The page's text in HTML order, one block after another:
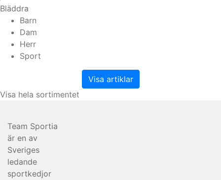
Bläddra
Barn
Dam
Herr
Sport
Visa artiklar
Visa hela sortimentet
Team Sportia
är en av
Sveriges
ledande
sportkedjor